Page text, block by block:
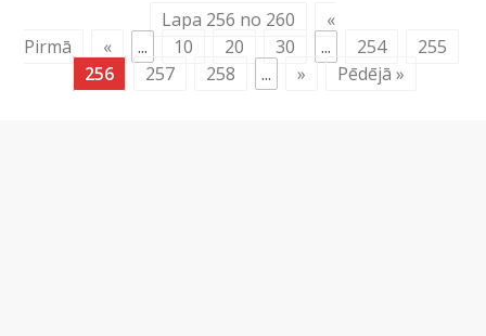
Lapa 256 no 260
«
Pirmā
« ... 10 20 30 ... 254
255
256
257 258 ... » Pēdējā »